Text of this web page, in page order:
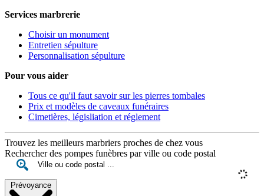
Services marbrerie
Choisir un monument
Entretien sépulture
Personnalisation sépulture
Pour vous aider
Tous ce qu'il faut savoir sur les pierres tombales
Prix et modèles de caveaux funéraires
Cimetières, législiation et réglement
Trouvez les meilleurs marbriers proches de chez vous
Rechercher des pompes funèbres par ville ou code postal
Prévoyance